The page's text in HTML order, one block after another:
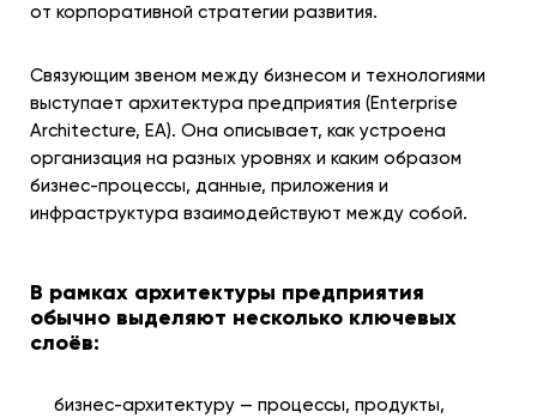
от корпоративной стратегии развития.
Связующим звеном между бизнесом и технологиями
выступает архитектура предприятия (Enterprise
Architecture, EA). Она описывает, как устроена
организация на разных уровнях и каким образом
бизнес-процессы, данные, приложения и
инфраструктура взаимодействуют между собой.
В рамках архитектуры предприятия
обычно выделяют несколько ключевых
слоёв:
бизнес-архитектуру — процессы, продукты,